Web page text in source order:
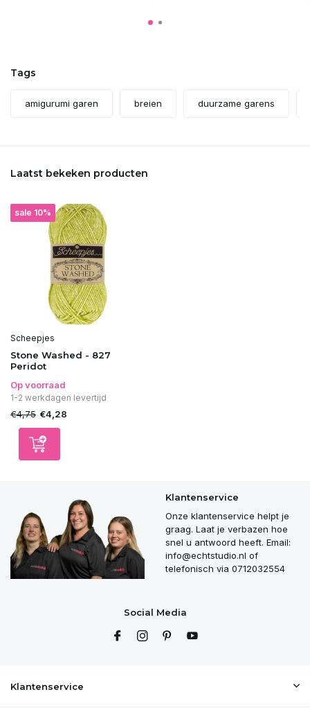
Tags
amigurumi garen breien duurzame garens
Laatst bekeken producten
sale 10%
Scheepjes
Stone Washed - 827
Peridot
Op voorraad
1-2 werkdagen levertijd
€4,75 €4,28
Klantenservice
Onze klantenservice helpt je
graag. Laat je verbazen hoe
snel u antwoord heeft. Email:
info@echtstudio.nl of
telefonisch via 0712032554
Social Media
Klantenservice